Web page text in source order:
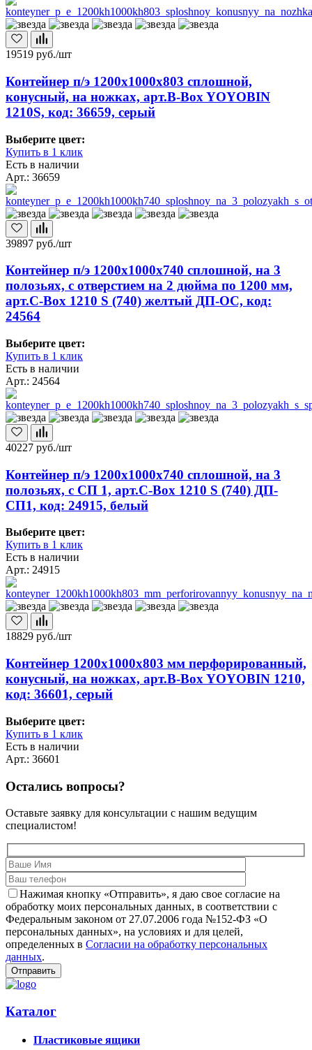
19519 руб./шт
Контейнер п/э 1200х1000х803 сплошной,
конусный, на ножках, арт.B-Box YOYOBIN
1210S, код: 36659, серый
Выберите цвет:
Купить в 1 клик
Есть в наличии
Арт.: 36659
39897 руб./шт
Контейнер п/э 1200х1000х740 сплошной, на 3
полозьях, с отверстием на 2 дюйма по 1200 мм,
арт.C-Box 1210 S (740) желтый ДП-ОС, код:
24564
Выберите цвет:
Купить в 1 клик
Есть в наличии
Арт.: 24564
40227 руб./шт
Контейнер п/э 1200х1000х740 сплошной, на 3
полозьях, с СП 1, арт.C-Box 1210 S (740) ДП-
СП1, код: 24915, белый
Выберите цвет:
Купить в 1 клик
Есть в наличии
Арт.: 24915
18829 руб./шт
Контейнер 1200х1000х803 мм перфорированный,
конусный, на ножках, арт.B-Box YOYOBIN 1210,
код: 36601, серый
Выберите цвет:
Купить в 1 клик
Есть в наличии
Арт.: 36601
Остались вопросы?
Оставьте заявку для консультации с нашим ведущим
специалистом!
Нажимая кнопку «Отправить», я даю свое согласие на
обработку моих персональных данных, в соответствии с
Федеральным законом от 27.07.2006 года №152-ФЗ «О
персональных данных», на условиях и для целей,
определенных в Согласии на обработку персональных
данных.
Каталог
Пластиковые ящики